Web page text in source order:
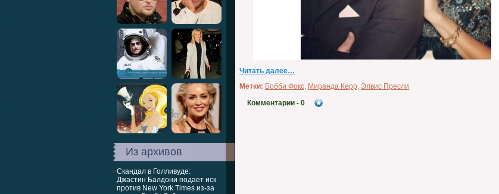
Из архивов
Скандал в Голливуде:
Джастин Балдони подает иск
против New York Times из-за
Читать далее…
Метки: Бобби Фокс, Миранда Керр, Элвис Пресли
Комментарии - 0